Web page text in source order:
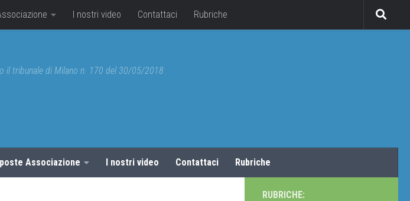
I nostri video Contattaci Rubriche
il tribunale di Milano n. 170 del 30/05/2018
Associazione I nostri video Contattaci Rubriche
RUBRICHE: